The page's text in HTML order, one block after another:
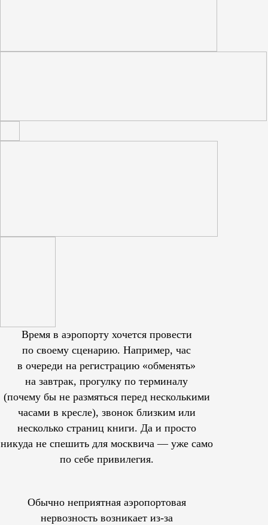
Время в аэропорту хочется провести
по своему сценарию. Например, час
в очереди на регистрацию «обменять»
на завтрак, прогулку по терминалу
(почему бы не размяться перед несколькими
часами в кресле), звонок близким или
несколько страниц книги. Да и просто
никуда не спешить для москвича — уже само
по себе привилегия.
Обычно неприятная аэропортовая
нервозность возникает из-за